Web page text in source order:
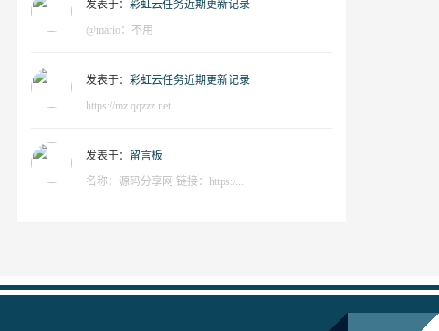
发表于： 彩虹云任务近期更新记录
@mario：不用
发表于： 彩虹云任务近期更新记录
https://mz.qqzzz.net...
发表于： 留言板
名称：源码分享网 链接：https:/...